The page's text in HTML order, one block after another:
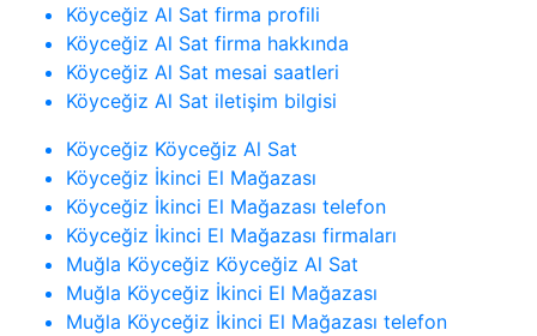
Köyceğiz Al Sat firma profili
Köyceğiz Al Sat firma hakkında
Köyceğiz Al Sat mesai saatleri
Köyceğiz Al Sat iletişim bilgisi
Köyceğiz Köyceğiz Al Sat
Köyceğiz İkinci El Mağazası
Köyceğiz İkinci El Mağazası telefon
Köyceğiz İkinci El Mağazası firmaları
Muğla Köyceğiz Köyceğiz Al Sat
Muğla Köyceğiz İkinci El Mağazası
Muğla Köyceğiz İkinci El Mağazası telefon